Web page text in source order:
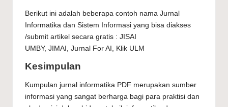
Berikut ini adalah beberapa contoh nama Jurnal
Informatika dan Sistem Informasi yang bisa diakses
/submit artikel secara gratis : JISAI
UMBY, JIMAI Jurnal For AI Klik ULM
Kesimpulan
Kumpulan jurnal informatika PDF merupakan sumber
informasi yang sangat berharga bagi para praktisi dan